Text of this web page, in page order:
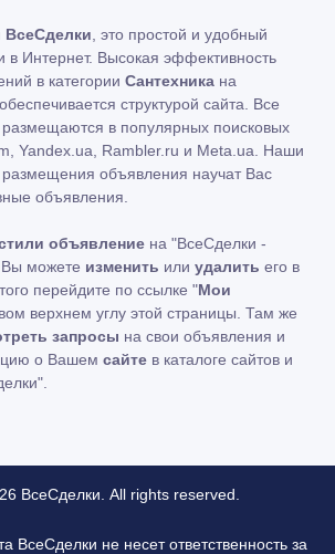
ВсеСделки , это простой и удобный
в Интернет. Высокая эффективность
в категории Сантехника на
структурой сайта. Все
в популярных поисковых
Yandex.ua, Rambler.ru и Meta.ua. Наши
объявления научат Вас
объявления.
объявление на "ВсеСделки -
Вы можете изменить или удалить его в
перейдите по ссылке "Мои
верхнем углу этой страницы. Там же
запросы на свои объявления и
о Вашем сайте в каталоге сайтов и
ВсеСделки. All rights reserved.
ВсеСделки не несет ответственность за